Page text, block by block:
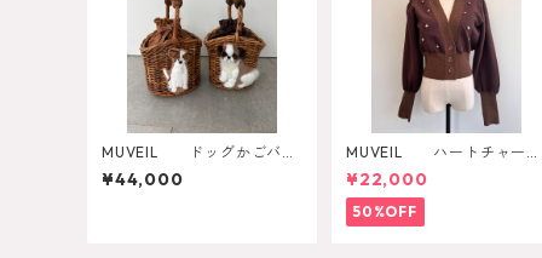
MUVEIL ドッグかごバッ
グ MA262EBG004
¥44,000
MUVEIL ハートチャーム
カーディガン
¥22,000
50%OFF